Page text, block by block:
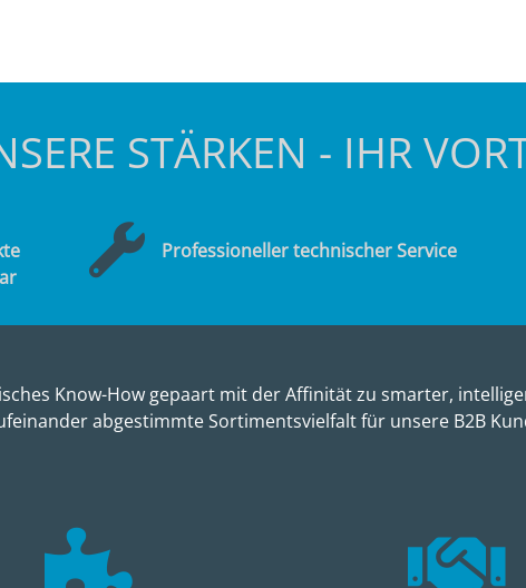
STÄRKEN - IHR
Professioneller technischer Service
Know-How gepaart mit der Affinität zu smarter,
abgestimmte Sortimentsvielfalt für unsere B2B